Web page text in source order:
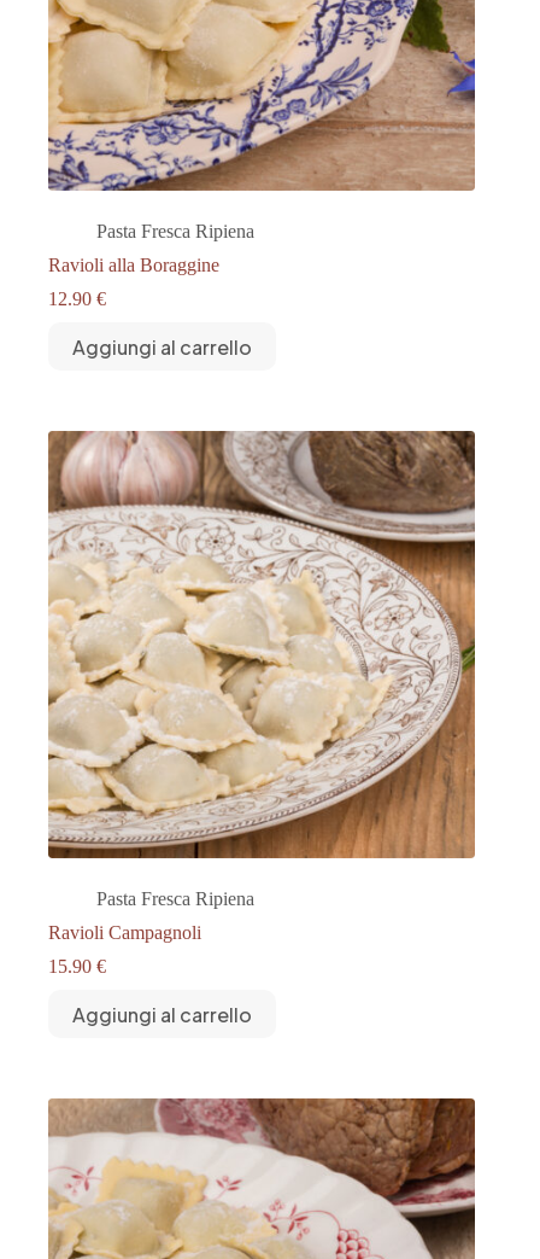
Pasta Fresca Ripiena
Ravioli alla Boraggine
12.90 €
Aggiungi al carrello
Pasta Fresca Ripiena
Ravioli Campagnoli
15.90 €
Aggiungi al carrello